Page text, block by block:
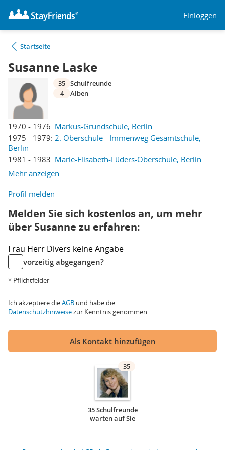
Einloggen
Startseite
Susanne Laske
1970 - 1976: Markus-Grundschule, Berlin
1975 - 1979: 2. Oberschule - Immenweg Gesamtschule,
Berlin
1981 - 1983: Marie-Elisabeth-Lüders-Oberschule, Berlin
Mehr anzeigen
35 Schulfreunde
4
Alben
Profil melden
Melden Sie sich kostenlos an, um mehr
über Susanne zu erfahren:
Frau Herr Divers keine Angabe
vorzeitig abgegangen?
* Pflichtfelder
Ich akzeptiere dieAGB und habe die
Datenschutzhinweisezur Kenntnis genommen.
Als Kontakt hinzufügen
35
35 Schulfreunde
warten auf Sie